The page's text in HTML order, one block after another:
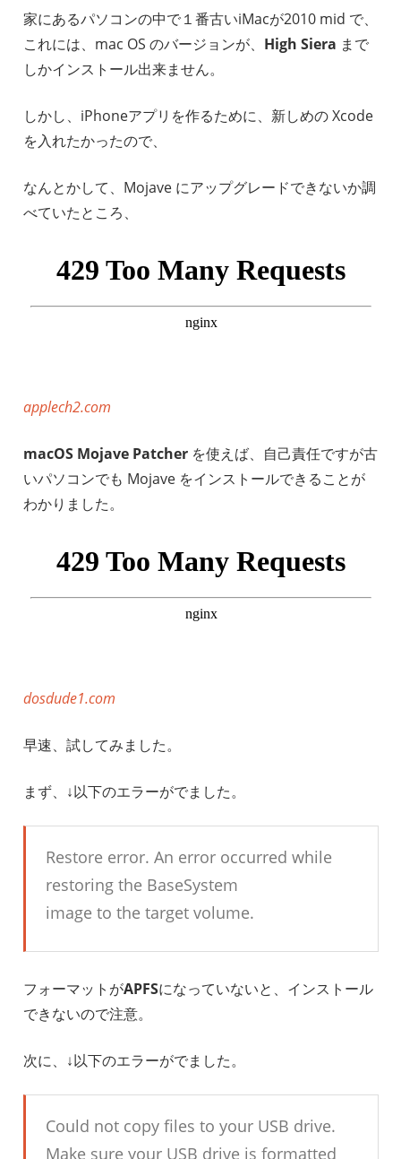
家にあるパソコンの中で１番古いiMacが2010 mid で、
これには、mac OS のバージョンが、 High Siera まで
しかインストール出来ません。
しかし、iPhoneアプリを作るために、新しめの Xcode
を入れたかったので、
なんとかして、Mojave にアップグレードできないか調
べていたところ、
applech2.com
macOS Mojave Patcherを使えば、自己責任ですが古
いパソコンでも Mojave をインストールできることが
わかりました。
dosdude1.com
早速、試してみました。
まず、↓以下のエラーがでました。
Restore error. An error occurred while
restoring the BaseSystem
image to the target volume.
フォーマットがAPFSになっていないと、インストール
できないので注意。
次に、↓以下のエラーがでました。
Could not copy files to your USB drive.
Make sure your USB drive is formatted